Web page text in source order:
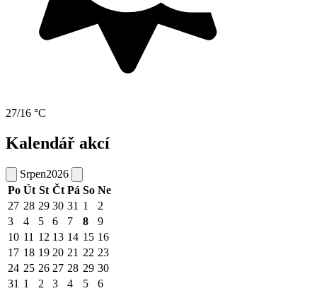
27/16 °C
Kalendář akcí
Srpen2026
Po Út St Čt Pá So Ne
27 28 29 30 31 1
2
3
4 5 6 7 8
9
10 11 12 13 14 15 16
17 18 19 20 21 22 23
24 25 26 27 28 29 30
31 1 2 3 4 5 6